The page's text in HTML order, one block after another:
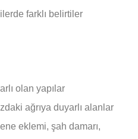
farklı belirtiler
olan yapılar
ağrıya duyarlı alanlar
eklemi, şah damarı,